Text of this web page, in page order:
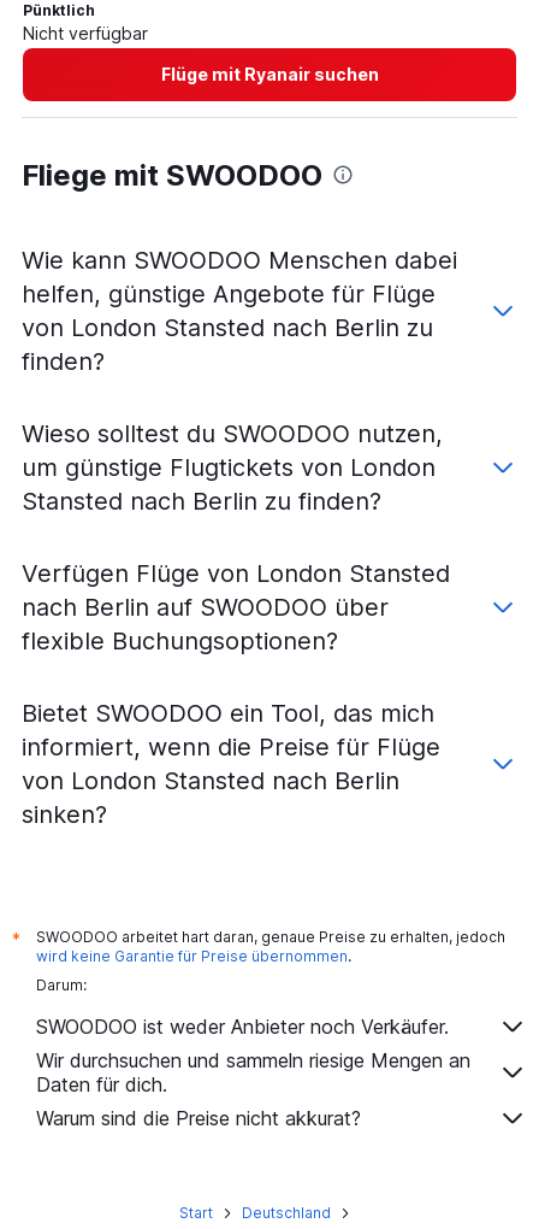
Flüge von London Stansted nach München
Flüge von London Stansted nach Köln
Flüge von London Stansted nach Frankfurt Hahn
Flüge von London Stansted nach Frankfurt am Main
Flüge von London Gatwick nach Stuttgart
Flüge von London Luton nach Berlin
Flüge von London-Heathrow nach Hamburg
Flüge von London Gatwick nach Düsseldorf
Flüge von London Stansted nach Weeze, Niederrhein
Flüge von London Gatwick nach Weeze, Niederrhein
Flüge von London Luton nach Hamburg
Flüge von London Stansted nach Nürnberg
Flüge von London Luton nach Weeze, Niederrhein
Flüge von London City nach Stuttgart
Flüge von London Gatwick nach Frankfurt Hahn
Flüge von Southend On Sea nach München
Flüge von London Stansted nach Karlsruhe
Flüge von London City nach Nürnberg
Flüge von London Gatwick nach Hannover
Pünktlich
Nicht verfügbar
Flüge mit Ryanair suchen
Fliege mit SWOODOO
Wie kann SWOODOO Menschen dabei
helfen, günstige Angebote für Flüge
von London Stansted nach Berlin zu
finden?
Wieso solltest du SWOODOO nutzen,
um günstige Flugtickets von London
Stansted nach Berlin zu finden?
Verfügen Flüge von London Stansted
nach Berlin auf SWOODOO über
flexible Buchungsoptionen?
Bietet SWOODOO ein Tool, das mich
informiert, wenn die Preise für Flüge
von London Stansted nach Berlin
sinken?
*
SWOODOO arbeitet hart daran, genaue Preise zu erhalten, jedoch
wird keine Garantie für Preise übernommen.
Darum:
SWOODOO ist weder Anbieter noch Verkäufer.
Wir durchsuchen und sammeln riesige Mengen an
Daten für dich.
Warum sind die Preise nicht akkurat?
Start
Deutschland